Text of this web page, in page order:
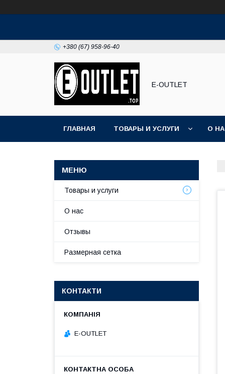
+380 (67) 958-96-40
E-OUTLET
ГЛАВНАЯ ТОВАРЫ И УСЛУГИ О
Товары и услуги
О нас
Отзывы
Размерная сетка
КОНТАКТИ
E-OUTLET